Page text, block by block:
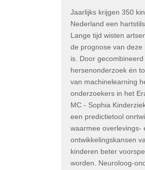
Jaarlijks krijgen 350
Nederland een
Lange tijd wisten
de prognose van deze
is. Door
hersenonderzoek én
van machinelearning
onderzoekers in het
MC - Sophia
een predictietool
waarmee overlevings-
ontwikkelingskansen
kinderen beter
worden. Neuroloog-